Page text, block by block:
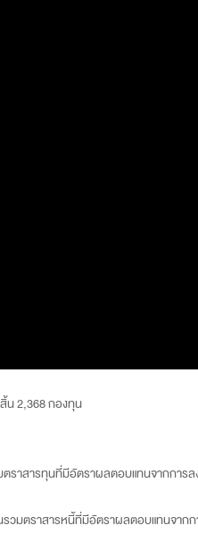
น 2,368 กองทุน
ราสารทุนที่มีอัตราผลตอบแทนจากการ
วมตราสารหนี้ที่มีอัตราผลตอบแทนจาก